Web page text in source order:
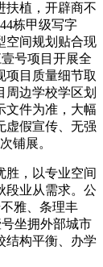
扶植，开辟商不
栋甲级写字
空间规划贴合现
号项目开展全
项目质量细节取
周边学校学区划
文件为准，大幅
虚假宣传、无强
铺展。
，以专业空间
段业从需求。公
雅、条理丰
坐拥外部城市
结构平衡、办学